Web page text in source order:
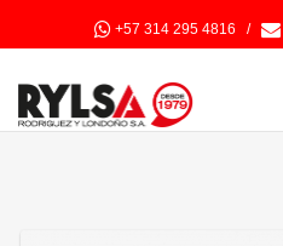
+57 314 295 4816 /